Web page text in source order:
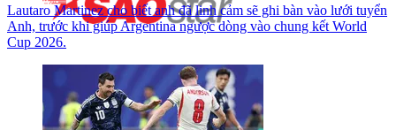
Lautaro Martinez cho biết anh đã linh cảm sẽ ghi bàn vào lưới tuyển
Anh, trước khi giúp Argentina ngược dòng vào chung kết World
Cup 2026.